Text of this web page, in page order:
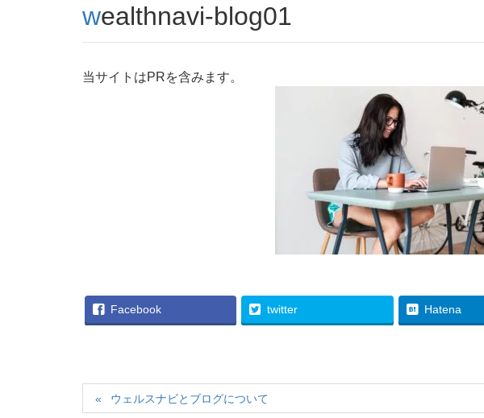
wealthnavi-blog01
当サイトはPRを含みます。
Facebook twitter Hatena
ウェルスナビとブログについて